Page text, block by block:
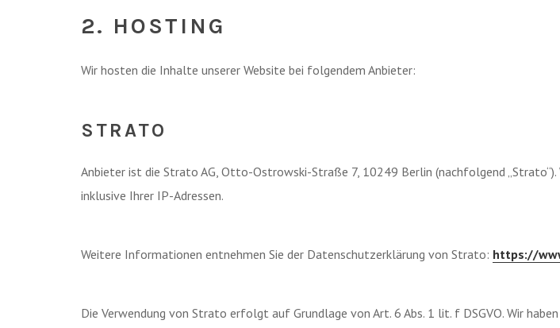
2. HOSTING
Wir hosten die Inhalte unserer Website bei folgendem Anbieter:
STRATO
Anbieter ist die Strato AG, Otto-Ostrowski-Straße 7, 10249 Berlin (nachfolgend
inklusive Ihrer IP-Adressen.
Weitere Informationen entnehmen Sie der Datenschutzerklärung von Strato: https://
Die Verwendung von Strato erfolgt auf Grundlage von Art. 6 Abs. 1 lit. f DSGVO. Wir